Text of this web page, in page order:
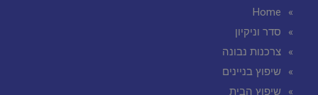
Home
סדר וניקיון
צרכנות נבונה
שיפוץ בניינים
שיפוץ הבית